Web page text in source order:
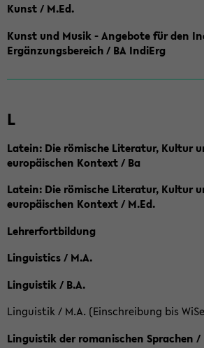
Kunst / M.Ed.
Kunst und Musik - Angebote für den
Ergänzungsbereich / BA IndiErg
L
Latein: Die römische Literatur, Kultur
europäischen Kontext / Ba
Latein: Die römische Literatur, Kultur
europäischen Kontext / M.Ed.
Lehrerfortbildung
Linguistics / M.A.
Linguistik / B.A.
Linguistik / M.A. (Einschreibung bis
Linguistik der romanischen Sprachen /